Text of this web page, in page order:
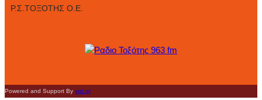
Ρ.Σ.ΤΟΞΟΤΗΣ Ο.Ε.
Powered and Support By wst.gr